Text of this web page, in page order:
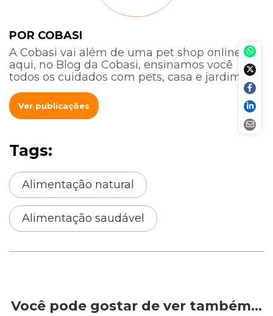
POR COBASI
A Cobasi vai além de uma pet shop online:
aqui, no Blog da Cobasi, ensinamos você
todos os cuidados com pets, casa e jardim.
Ver publicações
Tags:
Alimentação natural
Alimentação saudável
Você pode gostar de ver também…